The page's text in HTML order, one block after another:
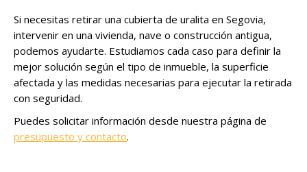
Si necesitas retirar una cubierta de uralita en Segovia,
intervenir en una vivienda, nave o construcción antigua,
podemos ayudarte. Estudiamos cada caso para definir la
mejor solución según el tipo de inmueble, la superficie
afectada y las medidas necesarias para ejecutar la retirada
con seguridad.
Puedes solicitar información desde nuestra página de
presupuesto y contacto.